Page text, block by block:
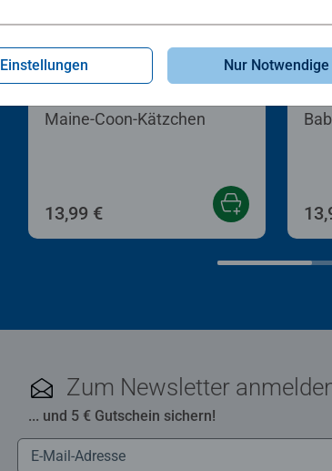
Maine-Coon-Kätzchen
13,99 €
Zum Newsletter
... und 5 € Gutschein sichern!
Einstellungen Nur Notwendige